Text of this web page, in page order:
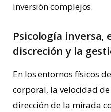
inversión complejos.
Psicología inversa,
discreción y la
En los entornos físicos
corporal, la velocidad
dirección de la mirada